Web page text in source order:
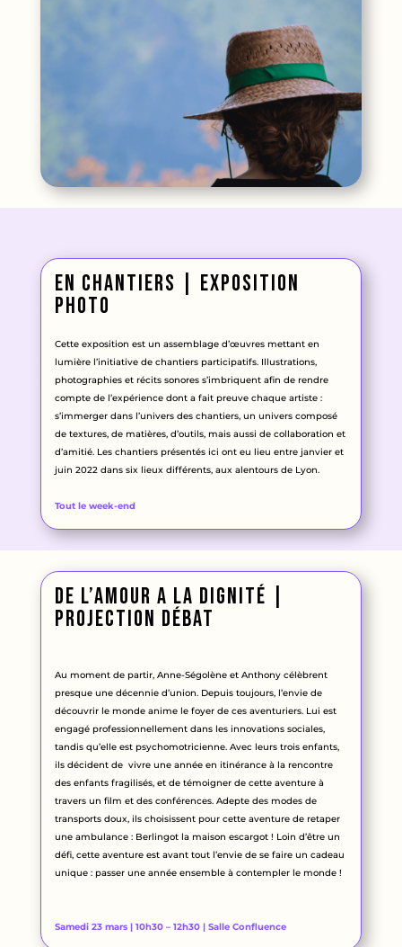
en chantiers | Exposition
photo
Cette exposition est un assemblage d’œuvres mettant en
lumière l’initiative de chantiers participatifs. Illustrations,
photographies et récits sonores s’imbriquent afin de rendre
compte de l’expérience dont a fait preuve chaque artiste :
s’immerger dans l’univers des chantiers, un univers composé
de textures, de matières, d’outils, mais aussi de collaboration et
d’amitié. Les chantiers présentés ici ont eu lieu entre janvier et
juin 2022 dans six lieux différents, aux alentours de Lyon.
Tout le week-end
De l’Amour a la dignité |
projection débat
Au moment de partir, Anne-Ségolène et Anthony célèbrent
presque une décennie d’union. Depuis toujours, l’envie de
découvrir le monde anime le foyer de ces aventuriers. Lui est
engagé professionnellement dans les innovations sociales,
tandis qu’elle est psychomotricienne. Avec leurs trois enfants,
ils décident de vivre une année en itinérance à la rencontre
des enfants fragilisés, et de témoigner de cette aventure à
travers un film et des conférences. Adepte des modes de
transports doux, ils choisissent pour cette aventure de retaper
une ambulance : Berlingot la maison escargot ! Loin d’être un
défi, cette aventure est avant tout l’envie de se faire un cadeau
unique : passer une année ensemble à contempler le monde !
Samedi 23 mars | 10h30 – 12h30 | Salle Confluence